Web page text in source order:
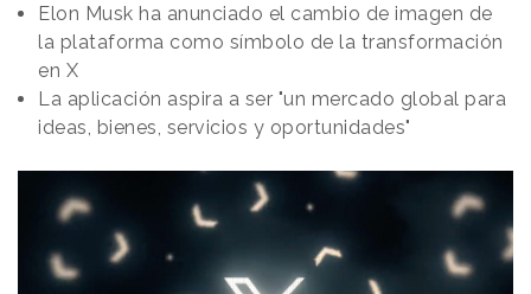
Elon Musk ha anunciado el cambio de imagen de
la plataforma como símbolo de la transformación
en X
La aplicación aspira a ser "un mercado global para
ideas, bienes, servicios y oportunidades"